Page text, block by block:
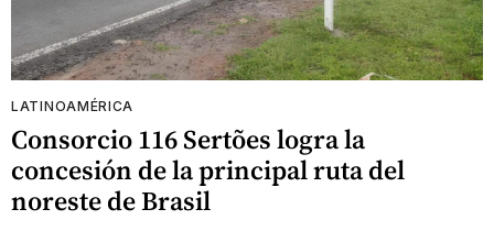
LATINOAMÉRICA
Consorcio 116 Sertões logra la
concesión de la principal ruta del
noreste de Brasil